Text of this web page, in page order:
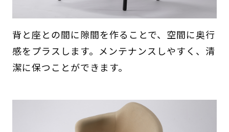
背と座との間に隙間を作ることで、空間に奥行
感をプラスします。メンテナンスしやすく、清
潔に保つことができます。